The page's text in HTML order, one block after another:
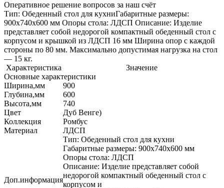
Оперативное решение вопросов за наш счёт
Тип: Обеденный стол для кухниГабаритные размеры:
900х740х600 мм Опоры стола: ЛДСП Описание: Изделие
представляет собой недорогой компактный обеденный стол с
корпусом и крышкой из ЛДСП 16 мм Ширина опор с каждой
стороны по 80 мм. Максимально допустимая нагрузка на стол
— 15 кг.
Характеристика
Значение
Основные характеристики
Ширина,мм
900
Глубина,мм
600
Высота,мм
740
Цвет
Дуб Венге)
Коллекция
Ромбус
Материал
ЛДСП
Доп.информация
Тип: Обеденный стол для кухни
Габаритные размеры: 900х740х600 мм
Опоры стола: ЛДСП
Описание: Изделие представляет собой
недорогой компактный обеденный стол с
корпусом и